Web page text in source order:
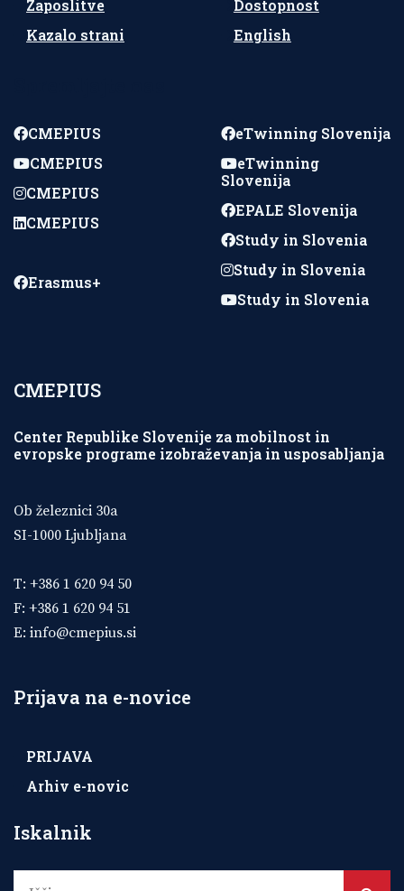
Zaposlitve
Kazalo strani
Dostopnost
English
CMEPIUS
CMEPIUS
CMEPIUS
CMEPIUS
Erasmus+
eTwinning Slovenija
eTwinning
Slovenija
EPALE Slovenija
Study in Slovenia
Study in Slovenia
Study in Slovenia
CMEPIUS
Center Republike Slovenije za mobilnost in
evropske programe izobraževanja in usposabljanja
Ob železnici 30a
SI-1000 Ljubljana
T: +386 1 620 94 50
F: +386 1 620 94 51
E: info@cmepius.si
Prijava na e-novice
PRIJAVA
Arhiv e-novic
Iskalnik